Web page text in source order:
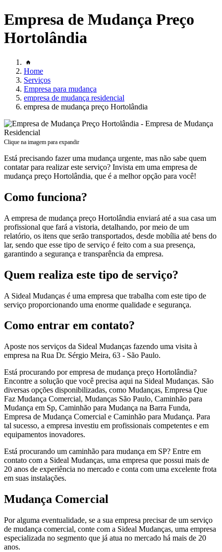
Empresa de Mudança Preço
Hortolândia
Home
Serviços
Empresa para mudança
empresa de mudança residencial
empresa de mudança preço Hortolândia
Clique na imagem para expandir
Está precisando fazer uma mudança urgente, mas não sabe quem
contatar para realizar este serviço? Invista em uma empresa de
mudança preço Hortolândia, que é a melhor opção para você!
Como funciona?
A empresa de mudança preço Hortolândia enviará até a sua casa um
profissional que fará a vistoria, detalhando, por meio de um
relatório, os itens que serão transportados, desde mobília até bens do
lar, sendo que esse tipo de serviço é feito com a sua presença,
garantindo a segurança e transparência da empresa.
Quem realiza este tipo de serviço?
A Sideal Mudanças é uma empresa que trabalha com este tipo de
serviço proporcionando uma enorme qualidade e segurança.
Como entrar em contato?
Aposte nos serviços da Sideal Mudanças fazendo uma visita à
empresa na Rua Dr. Sérgio Meira, 63 - São Paulo.
Está procurando por empresa de mudança preço Hortolândia?
Encontre a solução que você precisa aqui na Sideal Mudanças. São
diversas opções disponibilizadas, como Mudanças, Empresa Que
Faz Mudança Comercial, Mudanças São Paulo, Caminhão para
Mudança em Sp, Caminhão para Mudança na Barra Funda,
Empresa de Mudança Comercial e Caminhão para Mudança. Para
tal sucesso, a empresa investiu em profissionais competentes e em
equipamentos inovadores.
Está procurando um caminhão para mudança em SP? Entre em
contato com a Sideal Mudanças, uma empresa que possui mais de
20 anos de experiência no mercado e conta com uma excelente frota
em suas instalações.
Mudança Comercial
Por alguma eventualidade, se a sua empresa precisar de um serviço
de mudança comercial, conte com a Sideal Mudanças, uma empresa
especializada no segmento que já atua no mercado há mais de 20
anos.